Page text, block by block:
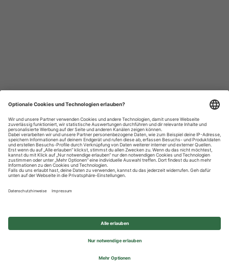
Datenschutzhinweise
Impressum
Privatsphäre-Einstellungen
© 2026 REWE Group - All rights reserved